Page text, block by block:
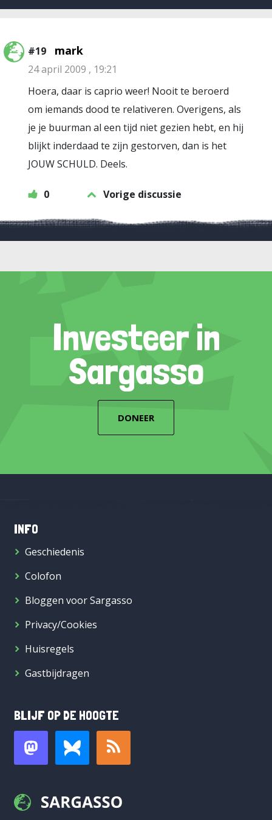
#19 mark
24 april 2009 , 19:21
Hoera, daar is caprio weer! Nooit te beroerd
om iemands dood te relativeren. Overigens, als
je je buurman al een tijd niet gezien hebt, en hij
blijkt inderdaad te zijn gestorven, dan is het
JOUW SCHULD. Deels.
0 Vorige discussie
Investeer in
Sargasso
DONEER
INFO
Geschiedenis
Colofon
Bloggen voor Sargasso
Privacy/Cookies
Huisregels
Gastbijdragen
BLIJF OP DE HOOGTE